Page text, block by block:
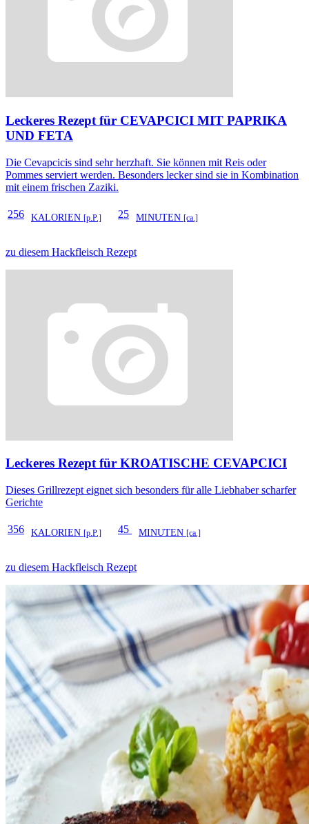
Leckeres Rezept für CEVAPCICI MIT PAPRIKA
UND FETA
Die Cevapcicis sind sehr herzhaft. Sie können mit Reis oder
Pommes serviert werden. Besonders lecker sind sie in Kombination
mit einem frischen Zaziki.
256 KALORIEN [p.P.] 25 MINUTEN [ca.]
zu diesem Hackfleisch Rezept
Leckeres Rezept für KROATISCHE CEVAPCICI
Dieses Grillrezept eignet sich besonders für alle Liebhaber scharfer
Gerichte
356 KALORIEN [p.P.] 45 MINUTEN [ca.]
zu diesem Hackfleisch Rezept